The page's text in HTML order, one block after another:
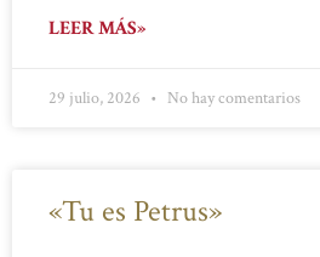
LEER MÁS»
29 julio, 2026 No hay comentarios
«Tu es Petrus»